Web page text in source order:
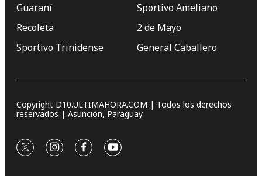
Guaraní
Recoleta
Sportivo Trinidense
Sportivo Ameliano
2 de Mayo
General Caballero
Copyright D10.ULTIMAHORA.COM | Todos los derechos
reservados | Asunción, Paraguay
twitterinstagram
facebookyoutube